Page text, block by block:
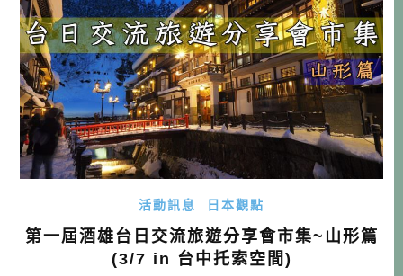
活動訊息 日本觀點
第一屆酒雄台日交流旅遊分享會市集~山形篇
(3/7 in 台中托索空間)